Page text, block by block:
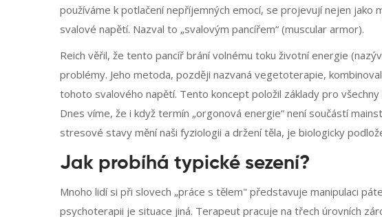
používáme k potlačení nepříjemných emocí, se projevují nejen jako
svalové napětí. Nazval to „svalovým pancířem“ (muscular armor).
Reich věřil, že tento pancíř brání volnému toku životní energie
problémy. Jeho metoda, později nazvaná vegetoterapie,
tohoto svalového napětí. Tento koncept položil základy pro
Dnes víme, že i když termín „orgonová energie“ není součástí
stresové stavy mění naši fyziologii a držení těla, je biologicky
Jak probíhá typické sezení?
Mnoho lidí si při slovech „práce s tělem" představuje manipulaci
psychoterapii je situace jiná. Terapeut pracuje na třech úrovních